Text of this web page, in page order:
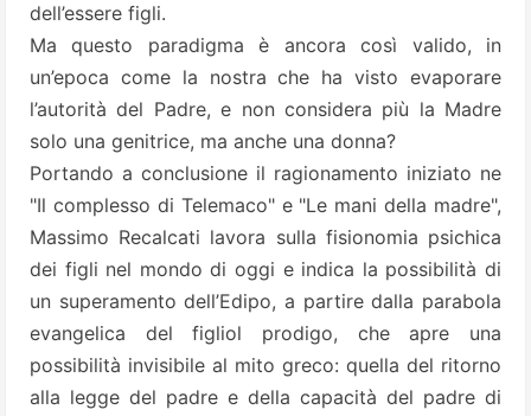
dell’essere figli.
Ma questo paradigma è ancora così valido, in
un’epoca come la nostra che ha visto evaporare
l’autorità del Padre, e non considera più la Madre
solo una genitrice, ma anche una donna?
Portando a conclusione il ragionamento iniziato ne
"Il complesso di Telemaco" e "Le mani della madre",
Massimo Recalcati lavora sulla fisionomia psichica
dei figli nel mondo di oggi e indica la possibilità di
un superamento dell’Edipo, a partire dalla parabola
evangelica del figliol prodigo, che apre una
possibilità invisibile al mito greco: quella del ritorno
alla legge del padre e della capacità del padre di